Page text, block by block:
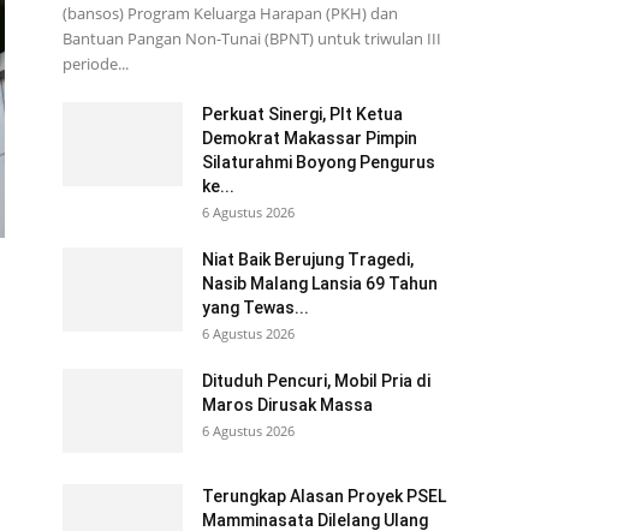
(bansos) Program Keluarga Harapan (PKH) dan
Bantuan Pangan Non-Tunai (BPNT) untuk triwulan III
periode...
Perkuat Sinergi, Plt Ketua
Demokrat Makassar Pimpin
Silaturahmi Boyong Pengurus
ke...
6 Agustus 2026
Niat Baik Berujung Tragedi,
Nasib Malang Lansia 69 Tahun
yang Tewas...
6 Agustus 2026
Dituduh Pencuri, Mobil Pria di
Maros Dirusak Massa
6 Agustus 2026
Terungkap Alasan Proyek PSEL
Mamminasata Dilelang Ulang